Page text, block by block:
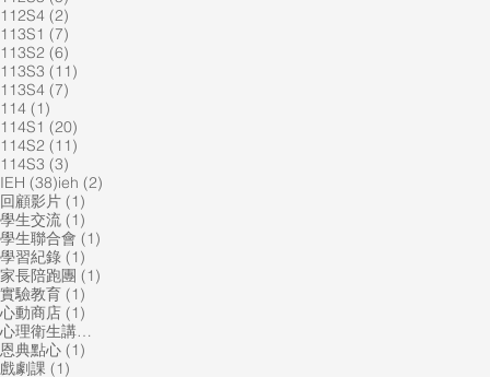
112S4 (2)
113S1 (7)
113S2 (6)
113S3 (11)
113S4 (7)
114 (1)
114S1 (20)
114S2 (11)
114S3 (3)
IEH (38)38 篇文章
ieh (2)
回顧影片 (1)
學生交流 (1)
學生聯合會 (1)
學習紀錄 (1)
家長陪跑團 (1)
實驗教育 (1)
心動商店 (1)
心理衛生講座
恩典點心 (1)
戲劇課 (1)